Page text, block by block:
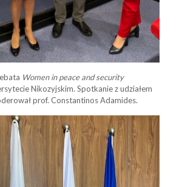
Women in peace and security
Nikozyjskim. Spotkanie z udziałem
prof. Constantinos Adamides.